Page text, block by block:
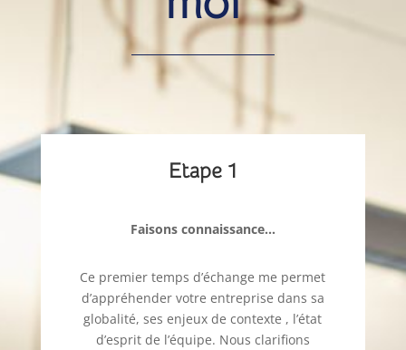
Etape 1
Faisons connaissance…
Ce premier temps d’échange me permet
d’appréhender votre entreprise dans sa
globalité, ses enjeux de contexte , l’état
d’esprit de l’équipe. Nous clarifions